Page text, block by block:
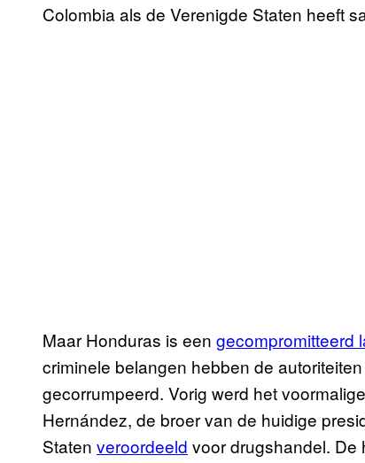
Colombia als de Verenigde Staten heeft
Maar Honduras is een gecompromitteerd
criminele belangen hebben de
gecorrumpeerd. Vorig werd het
Hernández, de broer van de huidige
Staten veroordeeld voor drugshandel. De